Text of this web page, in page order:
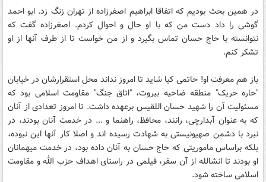
در همین بحث بودیم که اتفاقا ابراهیم اصغرزاده از تهران زنگ زد. ابو احمد
گوشی را داد دست من که با او حال و احوال کردم. اصغرزاده گفت که
نتوانسته با حاج حسان تماس بگیرد و از من خواست تا از طرف آنها از او
تشکر کنم.
باز هم معرفت او! حاتمی کیا شاید تا امروز نداند محل استقرارشان در خیابان
"حاره حریک" منطقه ضاحیه بیروت، "اتاق جنگ" مقاومت اسلامی بود که
مسئولیت آن را شهید حسان اللقیس برعهده داشت. تا امروز تعدادی از آنان
که به عنوان آبدارچی، رانند، محافظ، راهنما و ... در خدمت آنان بودند، در
نبرد با دشمن صهیونیستی به شهادت رسیده اند و اصلا کار آنها این نبوده،
بلکه براساس ماموریتی که حاج حسان به آنان داده بود، در خدمت میهمانان
او بودند تا انشالله از آن سفر، فیلمی در راستای اهداف حزب الله و مقاومت
اسلامی ساخته شود.